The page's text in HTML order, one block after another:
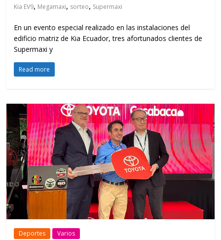
Kia EV9, Megamaxi, sorteo, Supermaxi
En un evento especial realizado en las instalaciones del
edificio matriz de Kia Ecuador, tres afortunados clientes de
Supermaxi y
Read more
Deportes Varios